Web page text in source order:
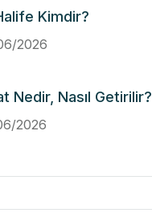
Kimdir?
2026
Nedir, Nasıl Getirilir?
2026